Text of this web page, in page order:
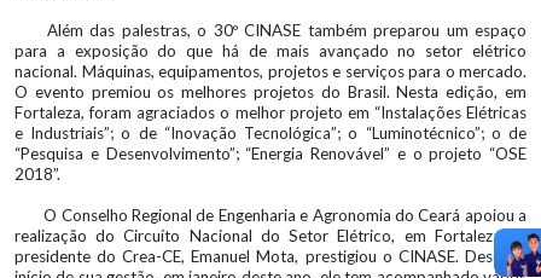
Além das palestras, o 30º CINASE também preparou um espaço
para a exposição do que há de mais avançado no setor elétrico
nacional. Máquinas, equipamentos, projetos e serviços para o mercado.
O evento premiou os melhores projetos do Brasil. Nesta edição, em
Fortaleza, foram agraciados o melhor projeto em “Instalações Elétricas
e Industriais”; o de “Inovação Tecnológica”; o “Luminotécnico”; o de
“Pesquisa e Desenvolvimento”; “Energia Renovável” e o projeto “OSE
2018”.
O Conselho Regional de Engenharia e Agronomia do Ceará apoiou a
realização do Circuíto Nacional do Setor Elétrico, em Fortaleza. O
presidente do Crea-CE, Emanuel Mota, prestigiou o CINASE. Desde o